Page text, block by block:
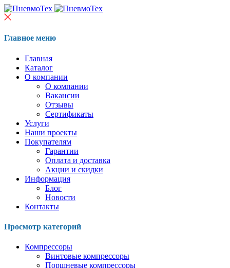
Главное меню
Главная
Каталог
О компании
О компании
Вакансии
Отзывы
Сертификаты
Услуги
Наши проекты
Покупателям
Гарантии
Оплата и доставка
Акции и скидки
Информация
Блог
Новости
Контакты
Просмотр категорий
Компрессоры
Винтовые компрессоры
Поршневые компрессоры